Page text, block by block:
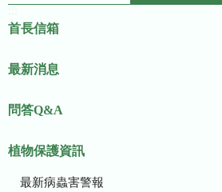
首長信箱
最新消息
問答Q&A
植物保護資訊
最新病蟲害警報